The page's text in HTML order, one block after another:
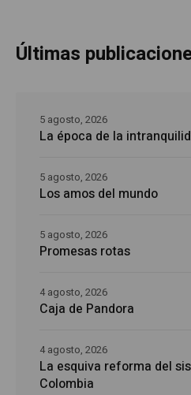
Últimas
La época de la
5 agosto, 2026
Los amos del mundo
5 agosto, 2026
Promesas rotas
5 agosto, 2026
Caja de Pandora
4 agosto, 2026
La esquiva reforma del
Colombia
4 agosto, 2026